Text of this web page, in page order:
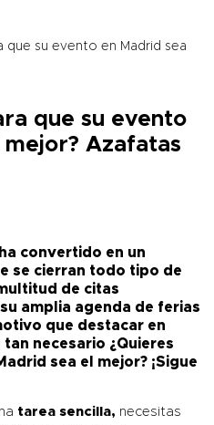
que su evento en Madrid sea
que su evento
Azafatas
convertido en un
se cierran todo tipo de
de citas
amplia agenda de ferias
que destacar en
necesario ¿Quieres
sea el mejor? ¡Sigue
tarea sencilla, necesitas